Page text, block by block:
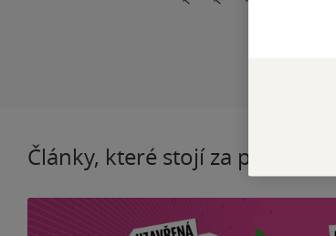
Články, které stojí za pozornost